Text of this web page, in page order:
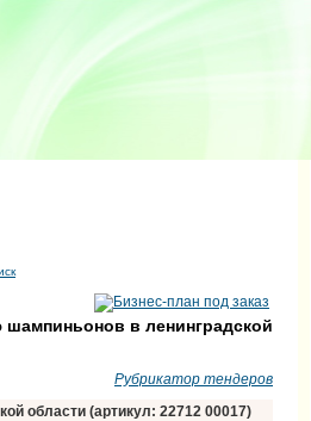
в ленинградской
Рубрикатор тендеров
области (артикул: 22712 00017)